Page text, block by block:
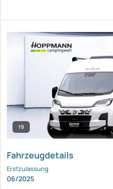
19
Fahrzeugdetails
Erstzulassung
06/2025